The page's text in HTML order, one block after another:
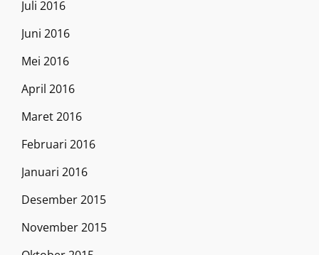
Juli 2016
Juni 2016
Mei 2016
April 2016
Maret 2016
Februari 2016
Januari 2016
Desember 2015
November 2015